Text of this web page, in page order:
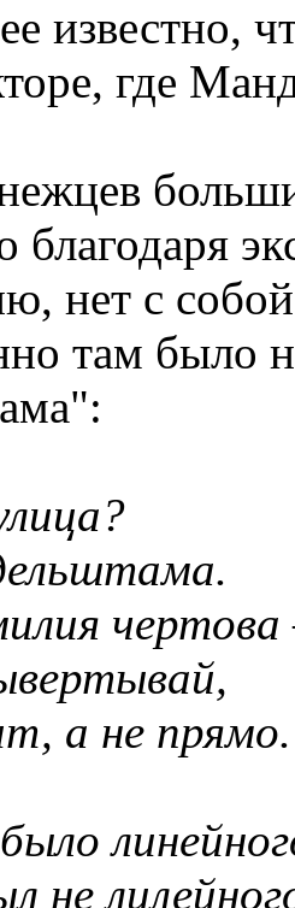
известно,
где
благодаря
нет с
там было
а не прямо.
не